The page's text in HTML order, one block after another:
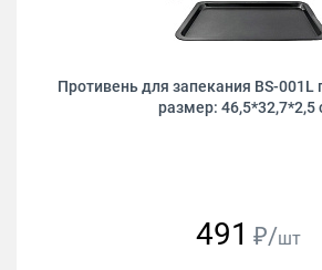
Противень для запекания BS-001L
размер: 46,5*32,7*2,5
491 ₽/шт